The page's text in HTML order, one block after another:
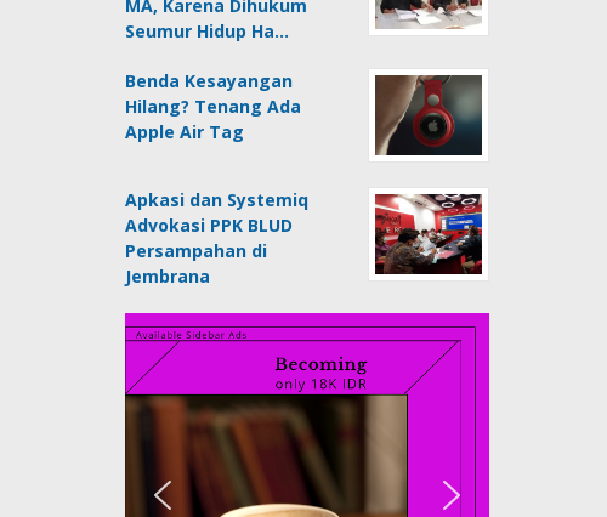
MA, Karena Dihukum
Seumur Hidup Ha…
Benda Kesayangan
Hilang? Tenang Ada
Apple Air Tag
Apkasi dan Systemiq
Advokasi PPK BLUD
Persampahan di
Jembrana